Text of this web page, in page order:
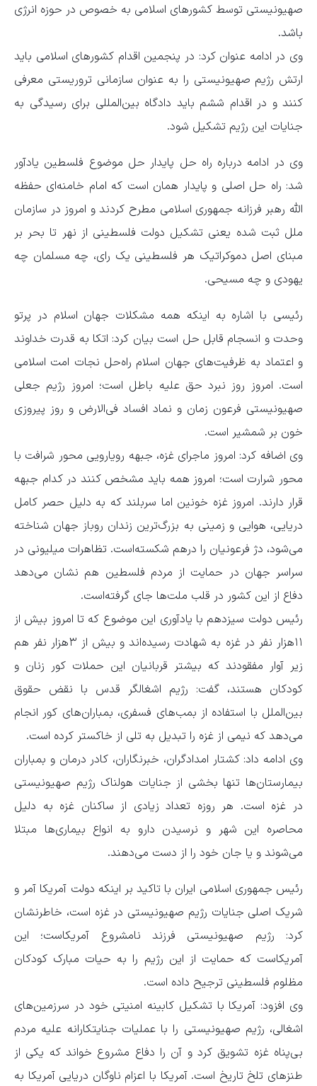
صهیونیستی توسط کشورهای اسلامی به خصوص در حوزه انرژی
باشد.
وی در ادامه عنوان کرد: در پنجمین اقدام کشورهای اسلامی باید
ارتش رژیم صهیونیستی را به عنوان سازمانی تروریستی معرفی
کنند و در اقدام ششم باید دادگاه بین‌المللی برای رسیدگی به
جنایات این رژیم تشکیل شود.
وی در ادامه درباره راه حل پایدار حل موضوع فلسطین یادآور
شد: راه حل اصلی و پایدار همان است که امام خامنه‌ای حفظه
الله رهبر فرزانه جمهوری اسلامی مطرح کردند و امروز در سازمان
ملل ثبت شده یعنی تشکیل دولت فلسطینی از نهر تا بحر بر
مبنای اصل دموکراتیک هر فلسطینی یک رای، چه مسلمان چه
یهودی و چه مسیحی.
رئیسی با اشاره به اینکه همه مشکلات جهان اسلام در پرتو
وحدت و انسجام قابل حل است بیان کرد: اتکا به قدرت خداوند
و اعتماد به ظرفیت‌های جهان اسلام راه‌حل نجات امت اسلامی
است. امروز روز نبرد حق علیه باطل است؛ امروز رژیم جعلی
صهیونیستی فرعون زمان و نماد افساد فی‌الارض و روز پیروزی
خون بر شمشیر است.
وی اضافه کرد: امروز ماجرای غزه، جبهه رویارویی محور شرافت با
محور شرارت است؛ امروز همه باید مشخص کنند در کدام جبهه
قرار دارند. امروز غزه خونین اما سربلند که به دلیل حصر کامل
دریایی،‌ هوایی و زمینی به بزرگ‌ترین زندان روباز جهان شناخته
می‌شود،‌ دژ فرعونیان را درهم شکسته‌است. تظاهرات میلیونی در
سراسر جهان در حمایت از مردم فلسطین هم‌ نشان می‌دهد
دفاع از این کشور در قلب ملت‌ها جای گرفته‌است.
رئیس دولت سیزدهم با یادآوری این موضوع که تا امروز بیش از
۱۱هزار نفر در غزه به شهادت رسیده‌اند و بیش از ۳هزار نفر هم
زیر آوار مفقودند که بیشتر قربانیان این حملات کور زنان و
کودکان هستند، گفت: رژیم اشغالگر قدس با نقض حقوق
بین‌الملل با استفاده از بمب‌های فسفری، بمباران‌های کور انجام
می‌دهد که نیمی از غزه را تبدیل به تلی از خاکستر کرده است.
وی ادامه داد: کشتار امدادگران،‌ خبرنگاران، کادر درمان و بمباران
بیمارستان‌ها تنها بخشی از جنایات هولناک رژیم صهیونیستی
در غزه است. هر روزه تعداد زیادی از ساکنان غزه به دلیل
محاصره این شهر و نرسیدن دارو به انواع بیماری‌ها مبتلا
می‌شوند و یا جان خود را از دست می‌دهند.
رئیس جمهوری اسلامی ایران با تاکید بر اینکه دولت آمریکا آمر و
شریک اصلی جنایات رژیم صهیونیستی در غزه است، خاطرنشان
کرد: رژیم صهیونیستی فرزند نامشروع آمریکاست؛ این
آمریکاست که حمایت از این رژیم را به حیات مبارک کودکان
مظلوم فلسطینی ترجیح داده است.
وی افزود: آمریکا با تشکیل کابینه امنیتی خود در سرزمین‌های
اشغالی، رژیم صهیونیستی را با عملیات جنایتکارانه علیه مردم
بی‌پناه غزه تشویق کرد و آن را دفاع مشروع خواند که یکی از
طنزهای تلخ تاریخ است. آمریکا با اعزام ناوگان دریایی آمریکا به